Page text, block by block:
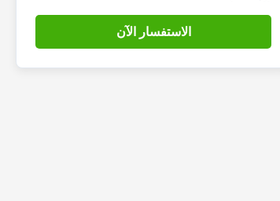
الاستفسار الآن